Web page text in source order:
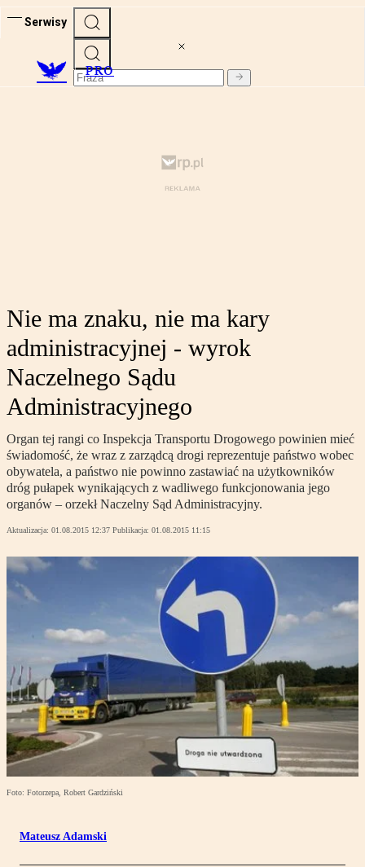
Serwisy
PRO
Nie ma znaku, nie ma kary
administracyjnej - wyrok
Naczelnego Sądu
Administracyjnego
Organ tej rangi co Inspekcja Transportu Drogowego powinien mieć
świadomość, że wraz z zarządcą drogi reprezentuje państwo wobec
obywatela, a państwo nie powinno zastawiać na użytkowników
dróg pułapek wynikających z wadliwego funkcjonowania jego
organów – orzekł Naczelny Sąd Administracyjny.
Aktualizacja: 01.08.2015 12:37 Publikacja: 01.08.2015 11:15
Foto: Fotorzepa, Robert Gardziński
Mateusz Adamski